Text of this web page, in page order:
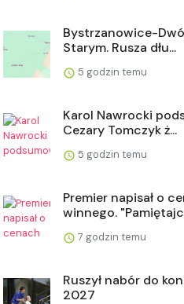
Bystrzanowice-
Starym. Rusza dłu...
5 godzin temu
Karol Nawrocki
Cezary Tomczyk ż...
5 godzin temu
Premier napisał o
winnego.
7 godzin temu
Ruszył nabór do
2027